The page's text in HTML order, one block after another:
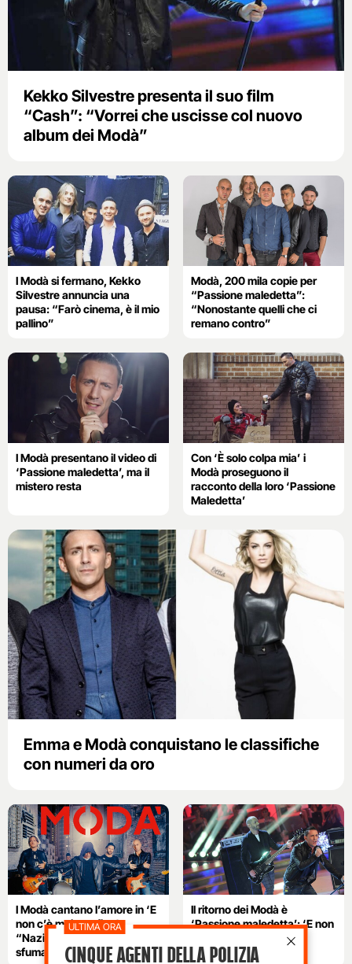
Kekko Silvestre presenta il suo film
“Cash”: “Vorrei che uscisse col nuovo
album dei Modà”
I Modà si fermano, Kekko
Silvestre annuncia una
pausa: “Farò cinema, è il mio
pallino”
Modà, 200 mila copie per
“Passione maledetta”:
“Nonostante quelli che ci
remano contro”
I Modà presentano il video di
‘Passione maledetta’, ma il
mistero resta
Con ‘È solo colpa mia’ i
Modà proseguono il
racconto della loro ‘Passione
Maledetta’
Emma e Modà conquistano le classifiche
con numeri da oro
I Modà cantano l’amore in ‘E
non c’è mai una fine’:
“Nazionalpopolari con
sfumature rock”
Il ritorno dei Modà è
‘Passione maledetta’: ‘E non
c’è mai una fine’ primo
singolo
Cinque agenti della polizia